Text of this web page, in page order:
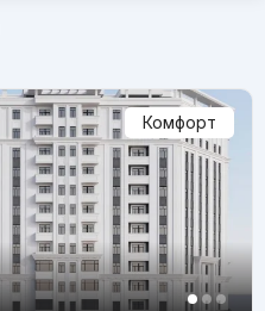
Комфорт